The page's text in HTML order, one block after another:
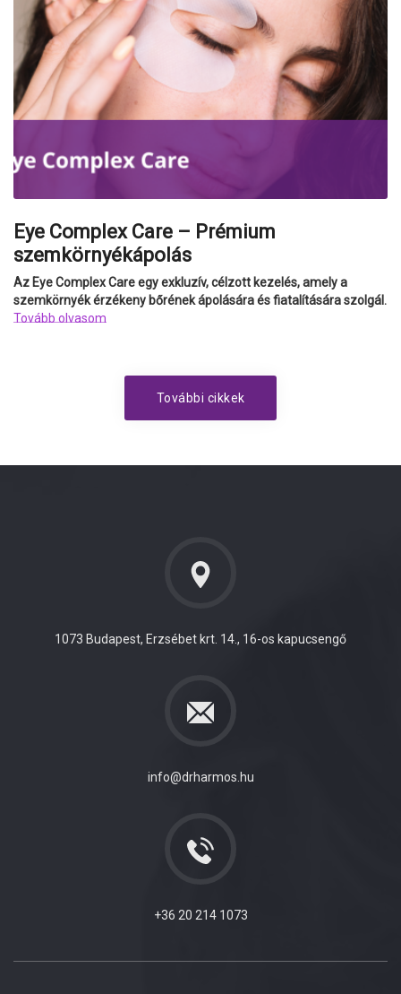
Eye Complex Care – Prémium
szemkörnyékápolás
Az Eye Complex Care egy exkluzív, célzott kezelés, amely a
szemkörnyék érzékeny bőrének ápolására és fiatalítására szolgál.
Tovább olvasom
További cikkek
1073 Budapest, Erzsébet krt. 14., 16-os kapucsengő
info@drharmos.hu
+36 20 214 1073